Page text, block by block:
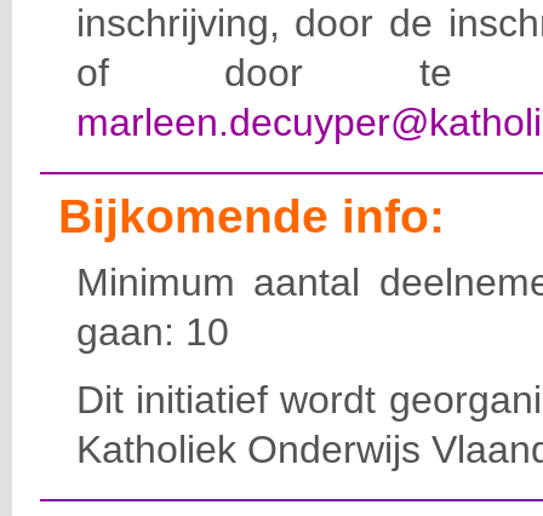
inschrijving, door de
of door te e-
Bijkomende info:
Minimum aantal
gaan: 10
Dit initiatief wordt
Katholiek Onderwijs